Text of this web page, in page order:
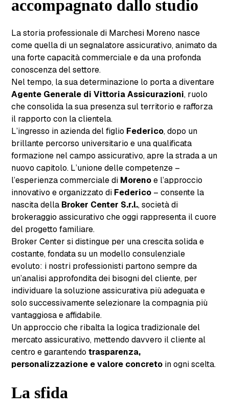
accompagnato dallo studio
La storia professionale di Marchesi Moreno nasce
come quella di un segnalatore assicurativo, animato da
una forte capacità commerciale e da una profonda
conoscenza del settore.
Nel tempo, la sua determinazione lo porta a diventare
Agente Generale di Vittoria Assicurazioni, ruolo
che consolida la sua presenza sul territorio e rafforza
il rapporto con la clientela.
L’ingresso in azienda del figlio Federico, dopo un
brillante percorso universitario e una qualificata
formazione nel campo assicurativo, apre la strada a un
nuovo capitolo. L’unione delle competenze –
l’esperienza commerciale di Morenoe l’approccio
innovativo e organizzato di Federico – consente la
nascita della Broker Center S.r.l., società di
brokeraggio assicurativo che oggi rappresenta il cuore
del progetto familiare.
Broker Center si distingue per una crescita solida e
costante, fondata su un modello consulenziale
evoluto: i nostri professionisti partono sempre da
un’analisi approfondita dei bisogni del cliente, per
individuare la soluzione assicurativa più adeguata e
solo successivamente selezionare la compagnia più
vantaggiosa e affidabile.
Un approccio che ribalta la logica tradizionale del
mercato assicurativo, mettendo davvero il cliente al
centro e garantendotrasparenza,
personalizzazione e valore concreto in ogni scelta.
La sfida